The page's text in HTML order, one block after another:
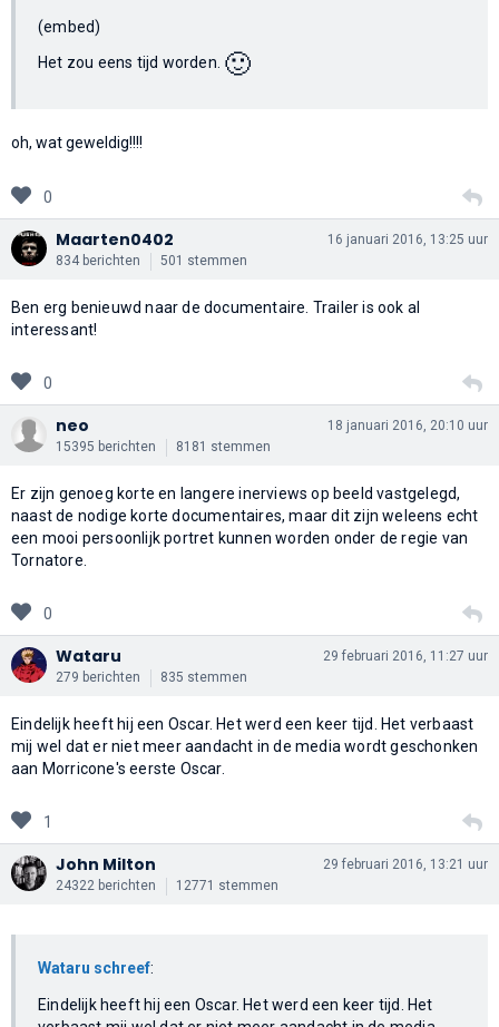
(embed)
Het zou eens tijd worden. 🙂
oh, wat geweldig!!!!
0
Maarten0402
834 berichten 501 stemmen
16 januari 2016, 13:25 uur
Ben erg benieuwd naar de documentaire. Trailer is ook al
interessant!
0
neo
15395 berichten 8181 stemmen
18 januari 2016, 20:10 uur
Er zijn genoeg korte en langere inerviews op beeld vastgelegd,
naast de nodige korte documentaires, maar dit zijn weleens echt
een mooi persoonlijk portret kunnen worden onder de regie van
Tornatore.
0
Wataru
279 berichten 835 stemmen
29 februari 2016, 11:27 uur
Eindelijk heeft hij een Oscar. Het werd een keer tijd. Het verbaast
mij wel dat er niet meer aandacht in de media wordt geschonken
aan Morricone's eerste Oscar.
1
John Milton
24322 berichten 12771 stemmen
29 februari 2016, 13:21 uur
Wataru schreef:
Eindelijk heeft hij een Oscar. Het werd een keer tijd. Het